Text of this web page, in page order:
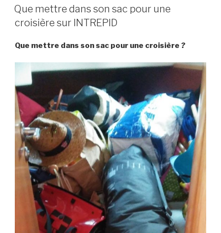
LE
Que mettre dans son sac pour une
croisière sur INTREPID
Que mettre dans son sac pour une croisière ?